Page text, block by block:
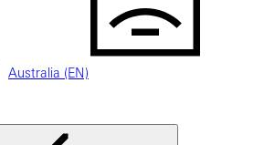
Australia (EN)